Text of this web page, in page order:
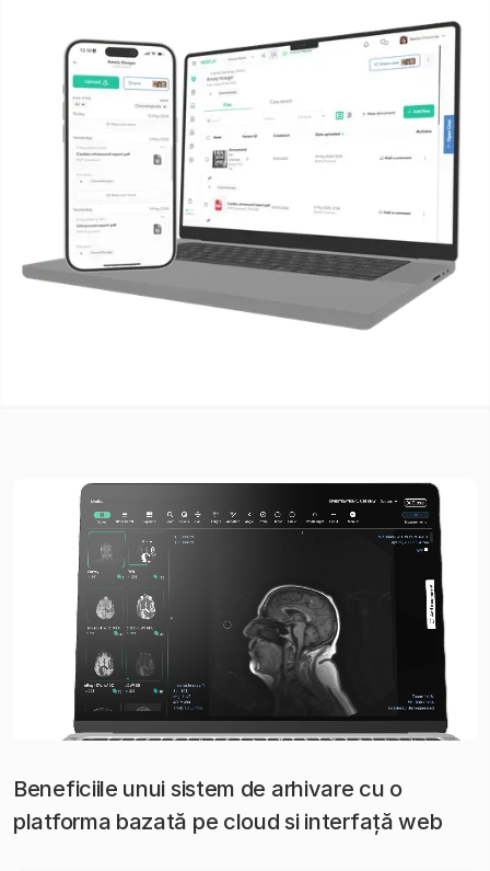
Beneficiile unui sistem de arhivare cu o
platforma bazată pe cloud si interfață web